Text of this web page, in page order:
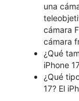
una
cámara
cámara
¿Qué
iPhone
¿Qué
17? El